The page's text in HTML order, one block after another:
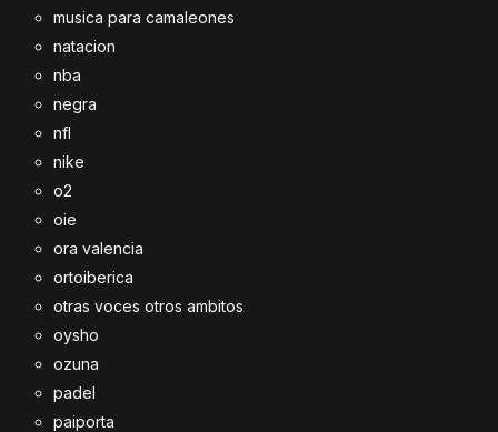
musica para camaleones
natacion
nba
negra
nfl
nike
o2
oie
ora valencia
ortoiberica
otras voces otros ambitos
oysho
ozuna
padel
paiporta